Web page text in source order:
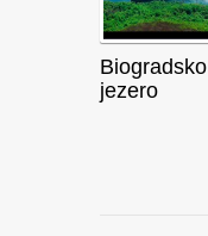
Biogradsko
jezero